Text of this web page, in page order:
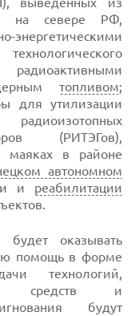
на севере РФ,
топливом;
для утилизации
(РИТЭГов),
маяках в районе
автономном
и реабилитации
оказывать
помощь в форме
технологий,
средств и
будут